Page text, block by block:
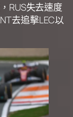
RUS失去速度
去追擊LEC以